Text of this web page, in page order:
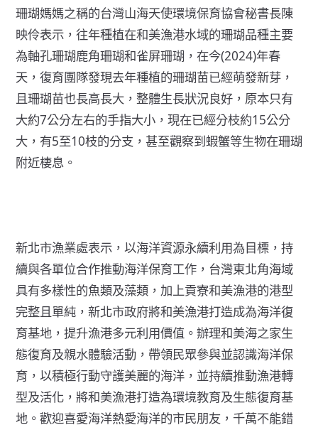
珊瑚媽媽之稱的台灣山海天使環境保育協會秘書長陳
映伶表示，往年種植在和美漁港水域的珊瑚品種主要
為軸孔珊瑚鹿角珊瑚和雀屏珊瑚，在今(2024)年春
天，復育團隊發現去年種植的珊瑚苗已經萌發新芽，
且珊瑚苗也長高長大，整體生長狀況良好，原本只有
大約7公分左右的手指大小，現在已經分枝約15公分
大，有5至10枝的分支，甚至觀察到蝦蟹等生物在珊瑚
附近棲息。
新北市漁業處表示，以海洋資源永續利用為目標，持
續與各單位合作推動海洋保育工作，台灣東北角海域
具有多樣性的魚類及藻類，加上貢寮和美漁港的港型
完整且單純，新北市政府將和美漁港打造成為海洋復
育基地，提升漁港多元利用價值。辦理和美海之家生
態復育及親水體驗活動，帶領民眾參與並認識海洋保
育，以積極行動守護美麗的海洋，並持續推動漁港轉
型及活化，將和美漁港打造為環境教育及生態復育基
地。歡迎喜愛海洋熱愛海洋的市民朋友，千萬不能錯